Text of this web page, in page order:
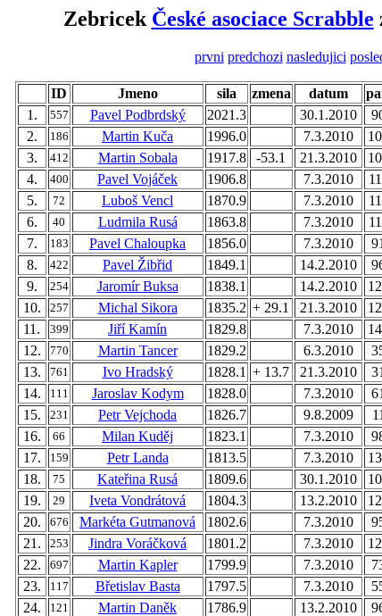
Zebricek České asociace Scrabble
prvni predchozi nasledujici
ID Jmeno sila zmena datum
1.
557 Pavel Podbrdský 2021.3 30.1.2010
2.
186 Martin Kuča 1996.0 7.3.2010
3.
412 Martin Sobala 1917.8 -53.1 21.3.2010
4.
400 Pavel Vojáček 1906.8 7.3.2010
5.
72 Luboš Vencl 1870.9 7.3.2010
6.
40 Ludmila Rusá 1863.8 7.3.2010
7.
183 Pavel Chaloupka 1856.0 7.3.2010
8.
422 Pavel Žibřid 1849.1 14.2.2010
9.
254 Jaromír Buksa 1838.1 14.2.2010
10.
257 Michal Sikora 1835.2 + 29.1 21.3.2010
11.
399 Jiří Kamín 1829.8 7.3.2010
12.
770 Martin Tancer 1829.2 6.3.2010
13.
761 Ivo Hradský 1828.1 + 13.7 21.3.2010
14.
111 Jaroslav Kodym 1828.0 7.3.2010
15.
231 Petr Vejchoda 1826.7 9.8.2009
16.
66 Milan Kuděj 1823.1 7.3.2010
17.
159 Petr Landa 1813.5 7.3.2010
18.
75 Kateřina Rusá 1809.6 30.1.2010
19.
29 Iveta Vondrátová 1804.3 13.2.2010
20.
676 Markéta Gutmanová 1802.6 7.3.2010
21.
253 Jindra Voráčková 1801.2 7.3.2010
22.
697 Martin Kapler 1799.9 7.3.2010
23.
117 Břetislav Basta 1797.5 7.3.2010
24.
121 Martin Daněk 1786.9 13.2.2010